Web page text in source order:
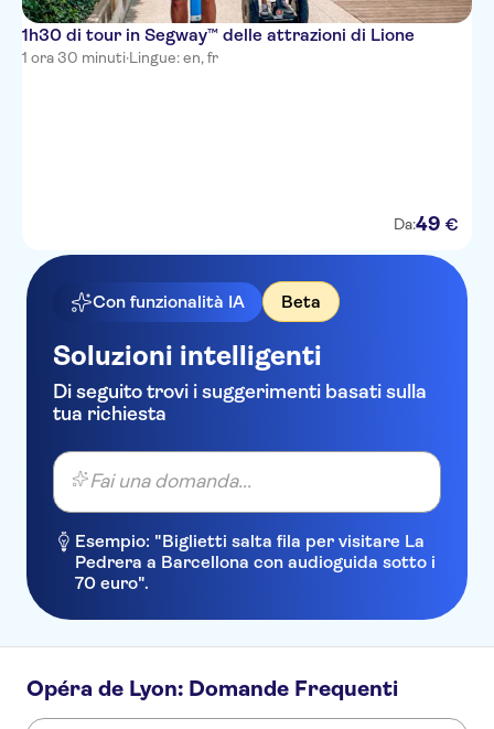
1h30 di tour in Segway™ delle attrazioni di Lione
1 ora 30 minuti·Lingue: en, fr
Da:49 €
Con funzionalità IA Beta
Soluzioni intelligenti
Di seguito trovi i suggerimenti basati sulla
tua richiesta
Fai una domanda...
Esempio: "Biglietti salta fila per visitare La
Pedrera a Barcellona con audioguida sotto i
70 euro".
Opéra de Lyon: Domande Frequenti